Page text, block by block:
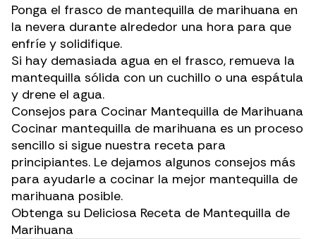
Ponga el frasco de mantequilla de marihuana en
la nevera durante alrededor una hora para que
enfríe y solidifique.
Si hay demasiada agua en el frasco, remueva la
mantequilla sólida con un cuchillo o una espátula
y drene el agua.
Consejos para Cocinar Mantequilla de Marihuana
Cocinar mantequilla de marihuana es un proceso
sencillo si sigue nuestra receta para
principiantes. Le dejamos algunos consejos más
para ayudarle a cocinar la mejor mantequilla de
marihuana posible.
Obtenga su Deliciosa Receta de Mantequilla de
Marihuana